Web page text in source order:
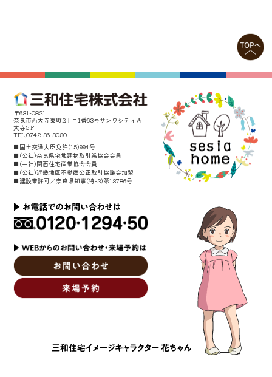
〒631-0821
奈良市西大寺東町2丁目1番63号サンワシティ西
大寺5Ｆ
TEL.0742-36-3030
■国土交通大臣免許(15)994号
■(公社)奈良県宅地建物取引業協会会員
■(一社)関西住宅産業協会会員
■(公社)近畿地区不動産公正取引協議会加盟
■建設業許可／奈良県知事(特-3)第13786号